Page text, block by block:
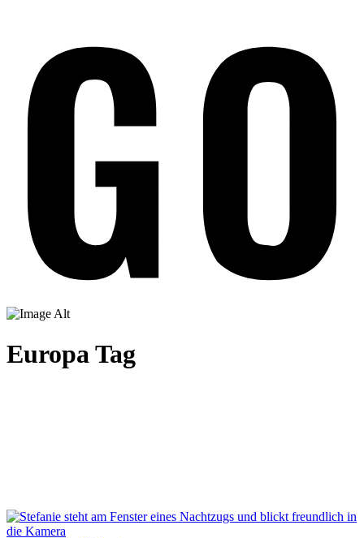
Europa Tag